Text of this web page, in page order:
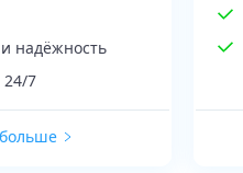
надёжность
24/7